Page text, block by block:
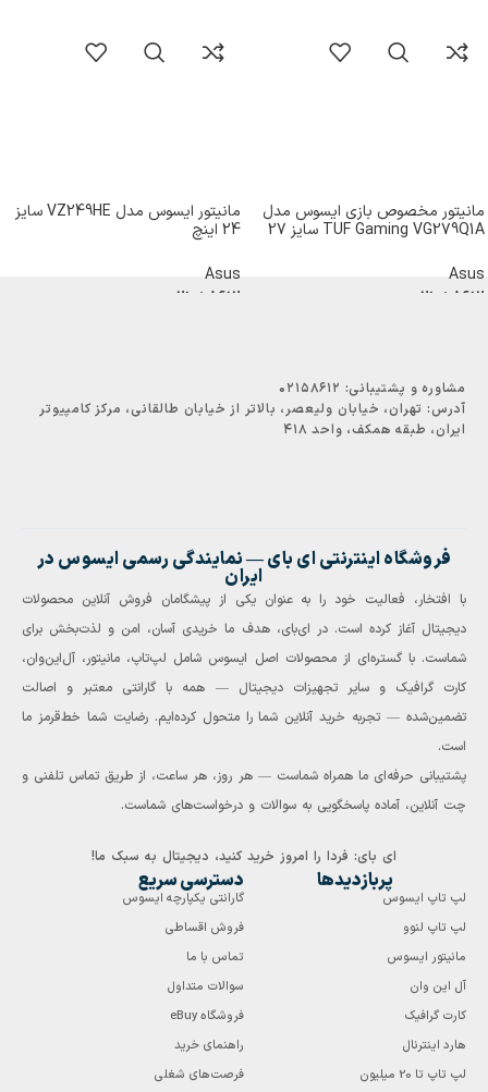
مانیتور مخصوص بازی ایسوس مدل
TUF Gaming VG279Q1A سایز 27
Asus
021-58612
مانیتور ایسوس مدل VZ249HE سایز
24 اینچ
Asus
021-58612
مشاوره و پشتیبانی: ۰۲۱۵۸۶۱۲
آدرس: تهران، خیابان ولیعصر، بالاتر از خیابان طالقانی، مرکز کامپیوتر
ایران، طبقه همکف، واحد ۴۱۸
فروشگاه اینترنتی ای‌ بای — نمایندگی رسمی ایسوس در
ایران
با افتخار، فعالیت خود را به عنوان یکی از پیشگامان فروش آنلاین محصولات
دیجیتال آغاز کرده است. در ای‌بای، هدف ما خریدی آسان، امن و لذت‌بخش برای
شماست. با گستره‌ای از محصولات اصل ایسوس شامل لپ‌تاپ، مانیتور، آل‌این‌وان،
کارت گرافیک و سایر تجهیزات دیجیتال — همه با گارانتی معتبر و اصالت
تضمین‌شده — تجربه خرید آنلاین شما را متحول کرده‌ایم. رضایت شما خط‌قرمز ما
است.
پشتیبانی حرفه‌ای ما همراه شماست — هر روز، هر ساعت، از طریق تماس تلفنی و
چت آنلاین، آماده پاسخگویی به سوالات و درخواست‌های شماست.
ای بای: فردا را امروز خرید کنید، دیجیتال به سبک ما!
پربازدیدها
لپ تاپ ایسوس
لپ تاپ لنوو
مانیتور ایسوس
آل این وان
کارت گرافیک
هارد اینترنال
لپ تاپ تا 20 میلیون
دسترسی سریع
گارانتی یکپارچه ایسوس
فروش اقساطی
تماس با ما
سوالات متداول
فروشگاه eBuy
راهنمای خرید
فرصت‌های شغلی